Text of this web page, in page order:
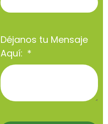
Déjanos tu Mensaje
Aquí: